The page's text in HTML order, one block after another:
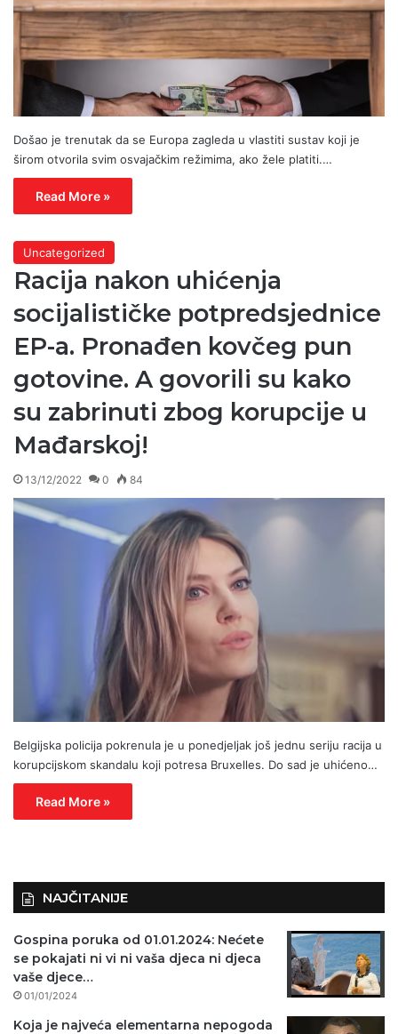
Došao je trenutak da se Europa zagleda u vlastiti sustav koji je
širom otvorila svim osvajačkim režimima, ako žele platiti.…
Read More »
Uncategorized
Racija nakon uhićenja
socijalističke potpredsjednice
EP-a. Pronađen kovčeg pun
gotovine. A govorili su kako
su zabrinuti zbog korupcije u
Mađarskoj!
13/12/2022 0 84
Belgijska policija pokrenula je u ponedjeljak još jednu seriju racija u
korupcijskom skandalu koji potresa Bruxelles. Do sad je uhićeno…
Read More »
NAJČITANIJE
Gospina poruka od 01.01.2024: Nećete
se pokajati ni vi ni vaša djeca ni djeca
vaše djece…
01/01/2024
Koja je najveća elementarna nepogoda